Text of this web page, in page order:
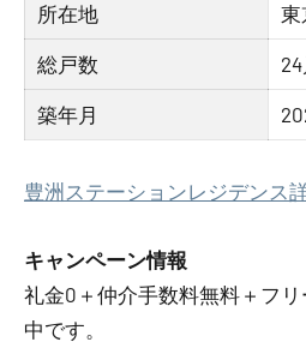
所在地 東
総戸数
築年月
豊洲ステーションレジデンス
キャンペーン情報
礼金0 ＋ 仲介手数料無料 ＋ フリ
中です。